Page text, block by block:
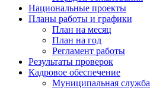
Национальные проекты
Планы работы и графики
План на месяц
План на год
Регламент работы
Результаты проверок
Кадровое обеспечение
Муниципальная служба